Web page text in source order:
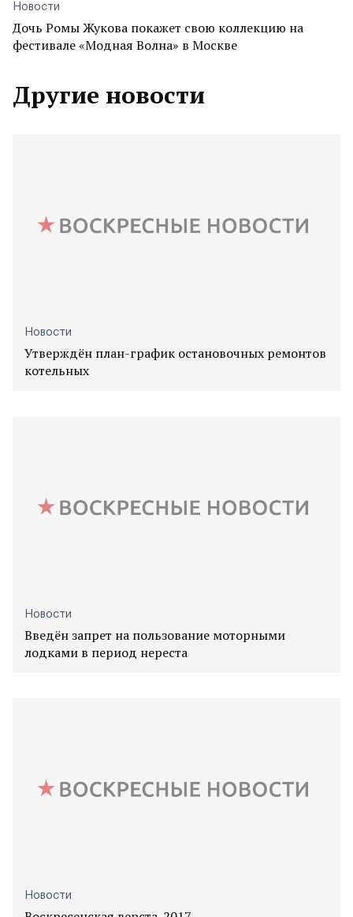
Новости
Дочь Ромы Жукова покажет свою коллекцию на
фестивале «Модная Волна» в Москве
Другие новости
Новости
Утверждён план-график остановочных ремонтов
котельных
Новости
Введён запрет на пользование моторными
лодками в период нереста
Новости